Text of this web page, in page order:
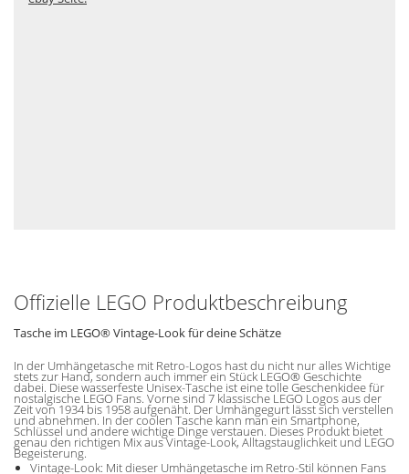
Offizielle LEGO Produktbeschreibung
Tasche im LEGO® Vintage-Look für deine Schätze
In der Umhängetasche mit Retro-Logos hast du nicht nur alles Wichtige
stets zur Hand, sondern auch immer ein Stück LEGO® Geschichte
dabei. Diese wasserfeste Unisex-Tasche ist eine tolle Geschenkidee für
nostalgische LEGO Fans. Vorne sind 7 klassische LEGO Logos aus der
Zeit von 1934 bis 1958 aufgenäht. Der Umhängegurt lässt sich verstellen
und abnehmen. In der coolen Tasche kann man ein Smartphone,
Schlüssel und andere wichtige Dinge verstauen. Dieses Produkt bietet
genau den richtigen Mix aus Vintage-Look, Alltagstauglichkeit und LEGO
Begeisterung.
Vintage-Look: Mit dieser Umhängetasche im Retro-Stil können Fans